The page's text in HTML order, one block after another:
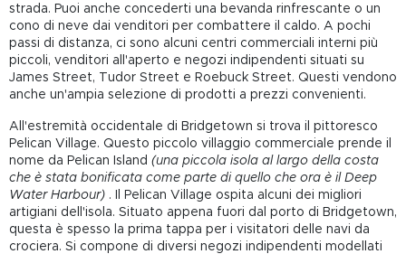
strada. Puoi anche concederti una bevanda rinfrescante o un
cono di neve dai venditori per combattere il caldo. A pochi
passi di distanza, ci sono alcuni centri commerciali interni più
piccoli, venditori all'aperto e negozi indipendenti situati su
James Street, Tudor Street e Roebuck Street. Questi vendono
anche un'ampia selezione di prodotti a prezzi convenienti.
All'estremità occidentale di Bridgetown si trova il pittoresco
Pelican Village. Questo piccolo villaggio commerciale prende il
nome da Pelican Island (una piccola isola al largo della costa
che è stata bonificata come parte di quello che ora è il Deep
Water Harbour) . Il Pelican Village ospita alcuni dei migliori
artigiani dell'isola. Situato appena fuori dal porto di Bridgetown,
questa è spesso la prima tappa per i visitatori delle navi da
crociera. Si compone di diversi negozi indipendenti modellati